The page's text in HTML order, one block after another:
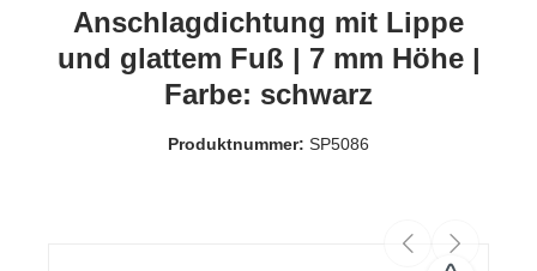
Anschlagdichtung mit Lippe
und glattem Fuß | 7 mm Höhe |
Farbe: schwarz
Produktnummer: SP5086